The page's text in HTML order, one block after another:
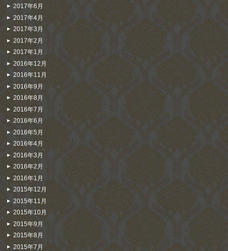
2017年6月
2017年4月
2017年3月
2017年2月
2017年1月
2016年12月
2016年11月
2016年9月
2016年8月
2016年7月
2016年6月
2016年5月
2016年4月
2016年3月
2016年2月
2016年1月
2015年12月
2015年11月
2015年10月
2015年9月
2015年8月
2015年7月